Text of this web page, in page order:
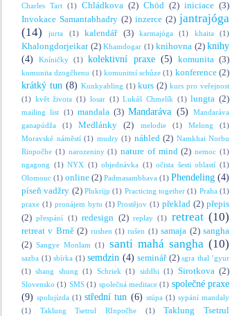
Charles Tart (1) Chládkova (2) Chöd (2) iniciace (3)
Invokace Samantabhadry (2) inzerce (2) jantrajóga
(14)
jurta (1) kalendář (3) karmajóga (1) khaita (1)
Khalongdorjeikar (2) Khamdogar (1) knihovna (2) knihy
(4)
Kníničky (1) kolektivní praxe (5) komunita (3)
komunita dzogčhenu (1) komunitní schůze (1) konference (2)
krátký tun (8) Kunkyabling (1) kurs (2) kurs pro veřejnost
(1) květ života (1) losar (1) Lukáš Chmelík (1) lungta (2)
mailing list (1) mandala (3) Mandaráva (5)
Mandaráva
ganapúdža
(1) Medlánky (2) melodie (1) Melong
(1)
Moravské náměstí (1) mudry (1) náhled (2) Namkhai Norbu
Rinpočhe (1) narozeniny (1) nature of mind (2) nemoc (1)
ngagong (1) NYX (1) objednávka (1) očista šesti oblastí (1)
Olomouc (1) online (2) Padmasambhava (1) Phendeling (4)
píseň vadžry (2) Plukrijp (1) Practicing together (1) Praha (1)
praxe (1) pronájem bytu (1) Prostějov (1) překlad (2) přepis
(2) přespání (1) redesign (2) replay (1) retreat (10)
retreat v Brně (2) rushen (1) rušen (1) samaja (2) sangha
(2) Sangye Monlam (1) santi mahá sangha (10)
sazba (1) sbírka (1) semdzin (4) seminář (2) sgra thal ’gyur
(1) shang shung (1) Schriek (1) siddhi (1) Sirotkova (2)
Slovensko (1) SMS (1) společná meditace (1) společné praxe
(9) spolujízda (1) střední tun (6) stúpa (1) sypání mandaly
(1)
Taklung Tsetrul RInpočhe (1)
Taklung Tsetrul